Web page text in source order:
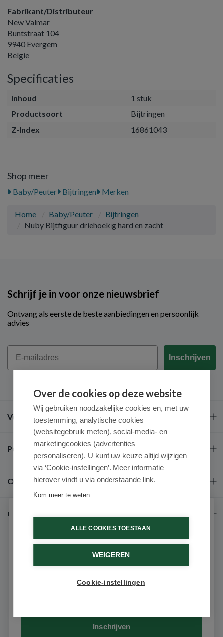
Fabrikant/Distributeur
New Valmar
Buntstraat 104
9940 Evergem
Belgie
Specificaties
inhoud
1 stuk
Productsoort
Bijtringen
Z-Index
16861043
Shop meer
Baby/Peuter Bijtringen Merken
Home Baby/Peuter
Bijtringen
Nuby Bijtfiguur driehoekig hard en zacht
Schrijf je in voor onze nieuwsbrief
Ontvang als eerste de beste aanbiedingen en persoonlijk
advies
Email
Inschrijven
Veel gestelde vragen
Populaire merken
Over ons
Contact
9.6 / 10 (531 beoordelingen)
Over de cookies op deze website
Wij gebruiken noodzakelijke cookies en, met uw
toestemming, analytische cookies
(websitegebruik meten), social-media- en
marketingcookies (advertenties
personaliseren). U kunt uw keuze altijd wijzigen
via ‘Cookie-instellingen’. Meer informatie
hierover vindt u via onderstaande link.
Kom meer te weten
ALLE COOKIES TOESTAAN
WEIGEREN
Cookie-instellingen
Schrijf je in voor onze nieuwsbrief
Ontvang als eerste de beste aanbiedingen en persoonlijk
advies
Inschrijven